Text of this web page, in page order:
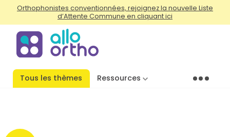
Orthophonistes conventionnées, rejoignez la nouvelle Liste
d’Attente Commune en cliquant ici
Tous les thèmes Ressources Menu